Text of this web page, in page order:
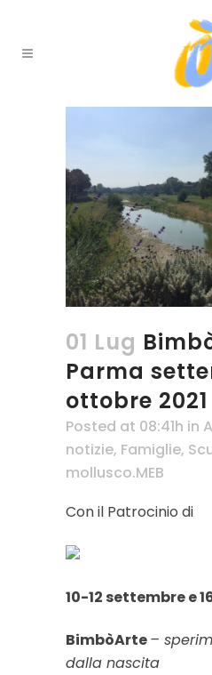
01 Lug
Parma
ottobre 2021
Posted at 08:41h in
notizie, Famiglie,
mollusco.MEB
Con il Patrocinio di
10-12 settembre e
BimbòArte–
dalla nascita